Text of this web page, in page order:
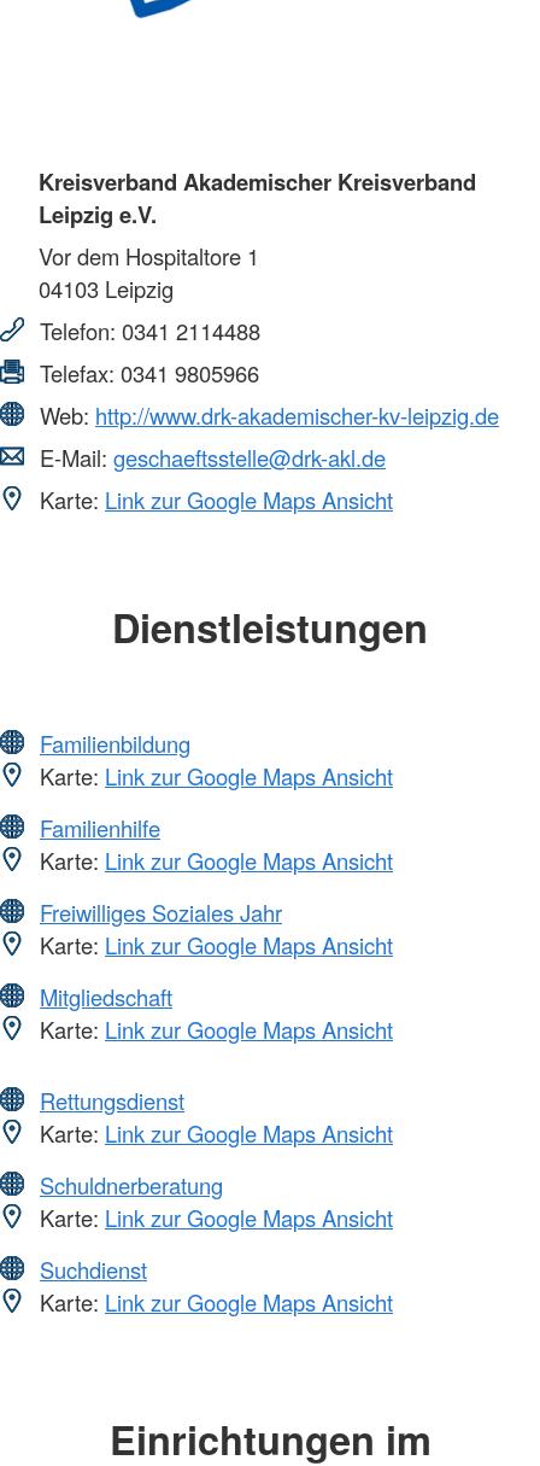
Kreisverband Akademischer Kreisverband
Leipzig e.V.
Vor dem Hospitaltore 1
04103 Leipzig
Telefon: 0341 2114488
Telefax: 0341 9805966
Web: http://www.drk-akademischer-kv-leipzig.de
E-Mail: geschaeftsstelle@drk-akl.de
Karte: Link zur Google Maps Ansicht
Dienstleistungen
Familienbildung
Karte: Link zur Google Maps Ansicht
Familienhilfe
Karte: Link zur Google Maps Ansicht
Freiwilliges Soziales Jahr
Karte: Link zur Google Maps Ansicht
Mitgliedschaft
Karte: Link zur Google Maps Ansicht
Rettungsdienst
Karte: Link zur Google Maps Ansicht
Schuldnerberatung
Karte: Link zur Google Maps Ansicht
Suchdienst
Karte: Link zur Google Maps Ansicht
Einrichtungen im